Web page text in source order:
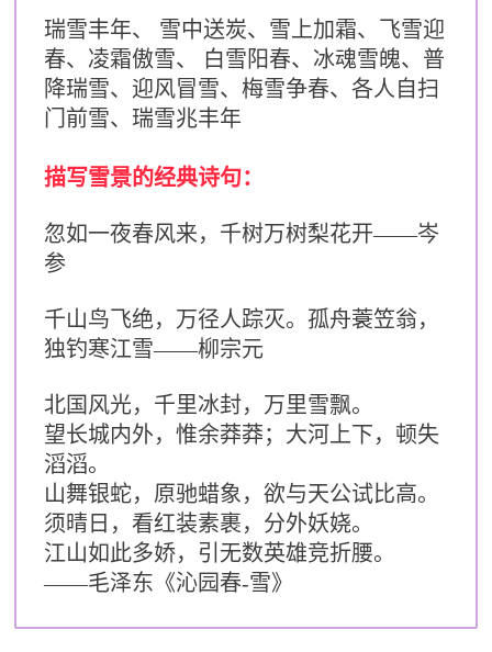
瑞雪丰年、 雪中送炭、雪上加霜、飞雪迎
春、凌霜傲雪、 白雪阳春、 冰魂雪魄、普
降瑞雪、迎风冒雪、梅雪争春、各人自扫
门前雪、瑞雪兆丰年
描写雪景的经典诗句：
忽如一夜春风来，千树万树梨花开——岑
参
千山鸟飞绝，万径人踪灭。孤舟蓑笠翁，
独钓寒江雪——柳宗元
北国风光，千里冰封，万里雪飘。
望长城内外，惟余莽莽；大河上下，顿失
滔滔。
山舞银蛇，原驰蜡象，欲与天公试比高。
须晴日，看红装素裹，分外妖娆。
江山如此多娇，引无数英雄竞折腰。
——毛泽东《沁园春-雪》